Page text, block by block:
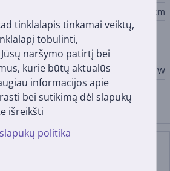
tinklalapis tinkamai veiktų,
tobulinti,
naršymo patirtį bei
kurie būtų aktualūs
informacijos apie
bei sutikimą dėl slapukų
išreikšti
politika
11 cm
20 W
Priedai